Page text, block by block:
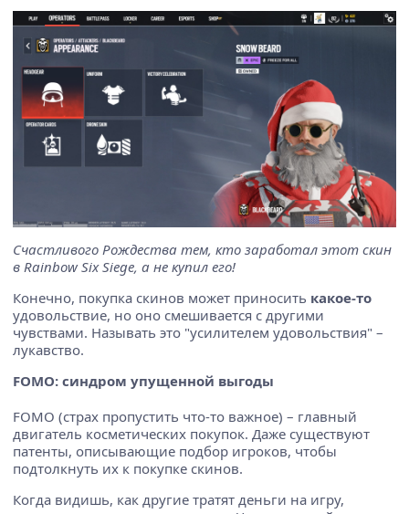
Счастливого Рождества тем, кто заработал этот скин
в Rainbow Six Siege, а не купил его!
Конечно, покупка скинов может приносить какое-то
удовольствие, но оно смешивается с другими
чувствами. Называть это "усилителем удовольствия" –
лукавство.
FOMO: синдром упущенной выгоды
FOMO (страх пропустить что-то важное) – главный
двигатель косметических покупок. Даже существуют
патенты, описывающие подбор игроков, чтобы
подтолкнуть их к покупке скинов.
Когда видишь, как другие тратят деньги на игру,